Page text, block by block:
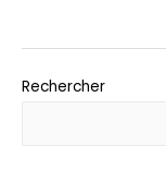
Rechercher